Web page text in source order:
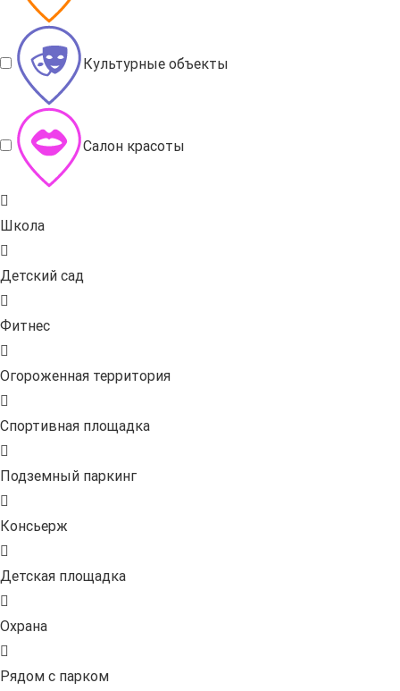
Культурные объекты
Салон красоты
Школа
Детский сад
Фитнес
Огороженная территория
Спортивная площадка
Подземный паркинг
Консьерж
Детская площадка
Охрана
Рядом с парком